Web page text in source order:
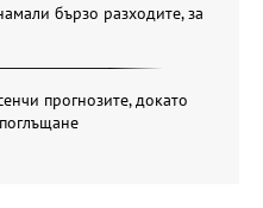
бързо разходите, за
прогнозите, докато